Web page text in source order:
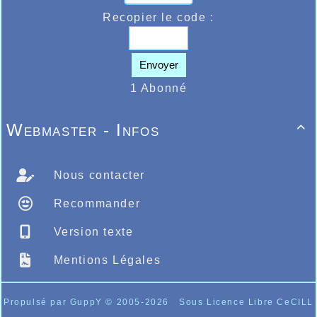
Kesteloot chez le cadettes filles, Augustin
Pacceu chez les juniors, Jules Chantreau,
Gabriel Dupont et Léo Crowet sur le cross
Meloni dans le cross long féminin. Le club
d’athlétisme une fois de plus bien représenté
où vous pouvez ci-dessous voir tous les
résultats Halluinois…
ICI
Recopier le code :
Envoyer
1 Abonné

Webmaster - Infos
Nous contacter
Recommander
Version texte
Mentions Légales
Propulsé par GuppY© 2005-2026 Sous Licence Libre CeCILL